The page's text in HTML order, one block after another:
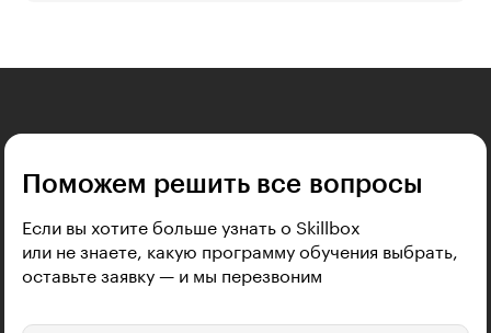
Поможем решить все вопросы
Если вы хотите больше узнать о Skillbox
или не знаете, какую программу обучения выбрать,
оставьте заявку — и мы перезвоним